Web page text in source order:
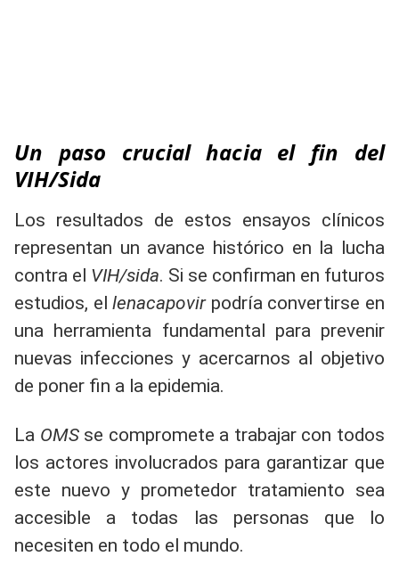
Un paso crucial hacia el fin del
VIH/Sida
Los resultados de estos ensayos clínicos
representan un avance histórico en la lucha
contra el VIH/sida. Si se confirman en futuros
estudios, ellenacapovirpodría convertirse en
una herramienta fundamental para prevenir
nuevas infecciones y acercarnos al objetivo
de poner fin a la epidemia.
La OMSse compromete a trabajar con todos
los actores involucrados para garantizar que
este nuevo y prometedor tratamiento sea
accesible a todas las personas que lo
necesiten en todo el mundo.